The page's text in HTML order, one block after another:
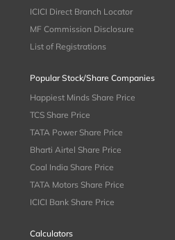
ICICI Direct Branch Locator
MF Commission Disclosure
List of Registrations
Popular Stock/Share Companies
Happiest Minds Share Price
TCS Share Price
TATA Power Share Price
Bharti Airtel Share Price
Coal India Share Price
TATA Motors Share Price
ICICI Bank Share Price
Calculators